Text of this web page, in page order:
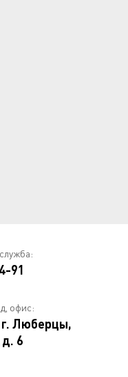
91
офис:
г. Люберцы,
6